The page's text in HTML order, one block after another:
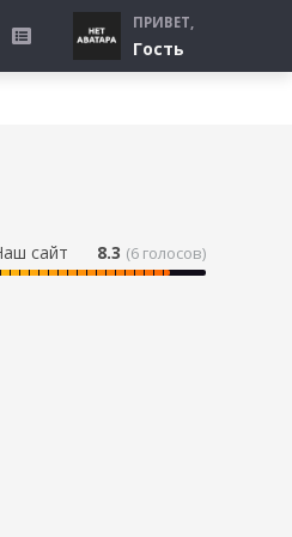
ПРИВЕТ,
Гость
сайт 8.3 (6 голосов)